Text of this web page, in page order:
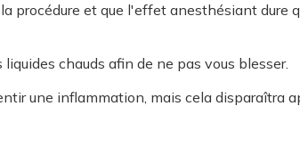
procédure et que l'effet anesthésiant dure
chauds afin de ne pas vous blesser.
une inflammation, mais cela disparaîtra